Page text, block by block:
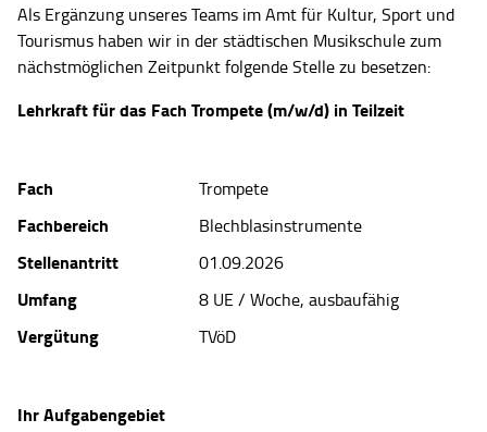
Als Ergänzung unseres Teams im Amt für Kultur, Sport und
Tourismus haben wir in der städtischen Musikschule zum
nächstmöglichen Zeitpunkt folgende Stelle zu besetzen:
Lehrkraft für das Fach Trompete (m/w/d) in Teilzeit
Fach Trompete
Fachbereich Blechblasinstrumente
Stellenantritt 01.09.2026
Umfang 8 UE / Woche, ausbaufähig
Vergütung TVöD
Ihr Aufgabengebiet